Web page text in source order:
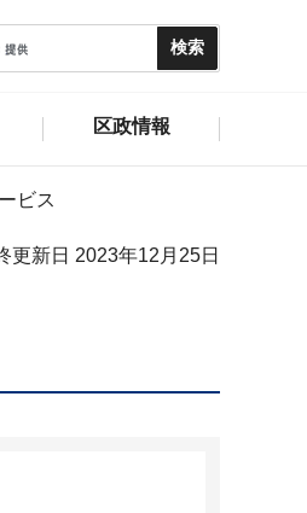
区政情報
ビス
更新日 2023年12月25日